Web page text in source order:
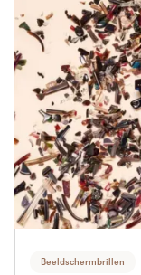
Beeldschermbrillen